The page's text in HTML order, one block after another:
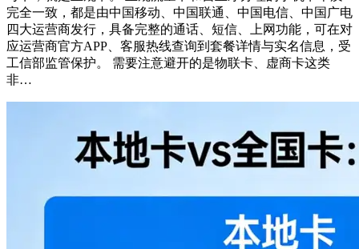
完全一致，都是由中国移动、中国联通、中国电信、中国广电
四大运营商发行，具备完整的通话、短信、上网功能，可在对
应运营商官方APP、客服热线查询到套餐详情与实名信息，受
工信部监管保护。 需要注意避开的是物联卡、虚商卡这类
非…